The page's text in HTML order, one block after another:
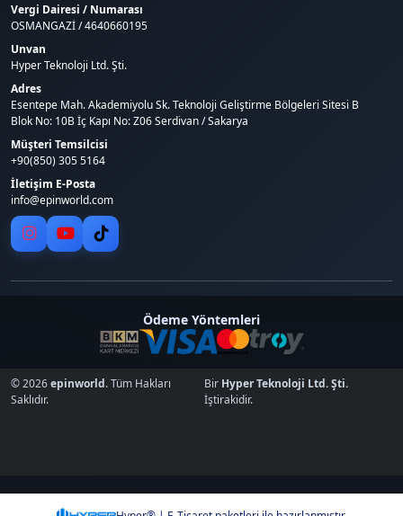
Vergi Dairesi / Numarası
OSMANGAZİ / 4640660195
Unvan
Hyper Teknoloji Ltd. Şti.
Adres
Esentepe Mah. Akademiyolu Sk. Teknoloji Geliştirme Bölgeleri Sitesi B
Blok No: 10B İç Kapı No: Z06 Serdivan / Sakarya
Müşteri Temsilcisi
+90(850) 305 5164
İletişim E-Posta
info@epinworld.com
Ödeme Yöntemleri
© 2026epinworld. Tüm Hakları
Saklıdır.
Bir Hyper Teknoloji Ltd. Şti.
İştirakidir.